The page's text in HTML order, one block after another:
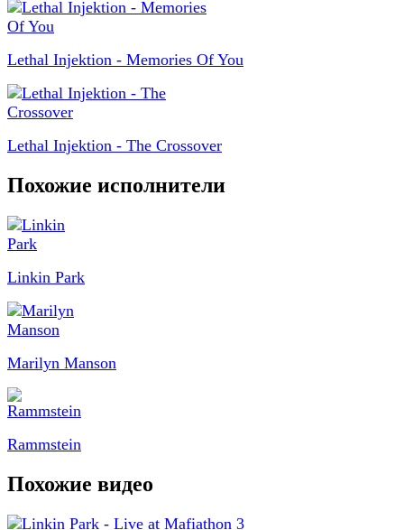
Lethal Injektion - Memories Of You
Lethal Injektion - The Crossover
Похожие исполнители
Linkin Park
Marilyn Manson
Rammstein
Похожие видео